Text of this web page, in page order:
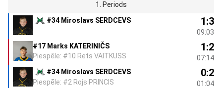
1. Periods
#34 Miroslavs SERDCEVS
1:3
09:03
#17 Marks KATERINIČS
Piespēle: #10 Rets VAITKUSS
1:2
07:14
#34 Miroslavs SERDCEVS
Piespēle: #2 Rojs PRINCIS
0:2
01:04